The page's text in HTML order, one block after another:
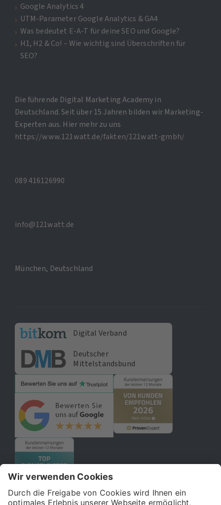
Google Analytics 4
UTM-Parameter Google Analytics & GA4
Was bedeutet E-A-T für deine SEO und Google?
H1, H2 & Co! – Wie wichtig sind Überschriften für
SEO?
Die führende Digital Marketing Academy in
Deutschland. Seit über 15 Jahren bilden wir Marketing-
Experten aus. Hier mehr zu uns
https://www.121watt.de/fakten/121watt-gmbh/
089 416126990
info@121watt.de
München, Deutschland
Digital Verband
Deutscher
Mittelstandsbund